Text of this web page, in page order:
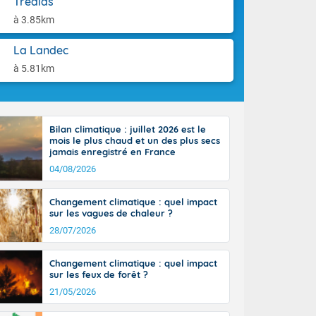
à 3.85km
La Landec
à 5.81km
jusque
la Corse.
Pyrénées,
marge de
de la
En soirée,
22 à 24,
sur le
hors côtes
38 ou 39
Bilan climatique : juillet 2026 est le
mois le plus chaud et un des plus secs
jamais enregistré en France
04/08/2026
Changement climatique : quel impact
sur les vagues de chaleur ?
28/07/2026
Changement climatique : quel impact
sur les feux de forêt ?
21/05/2026